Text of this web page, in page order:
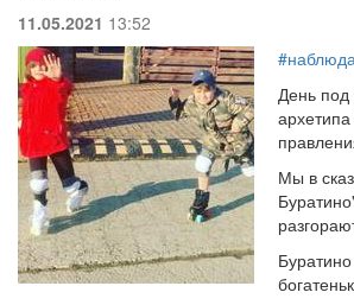
11.05.2021 13:52
День
Мы в